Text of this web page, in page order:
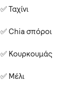
✅ Ταχίνι
✅ Chia σπόροι
✅ Κουρκουμάς
✅ Μέλι